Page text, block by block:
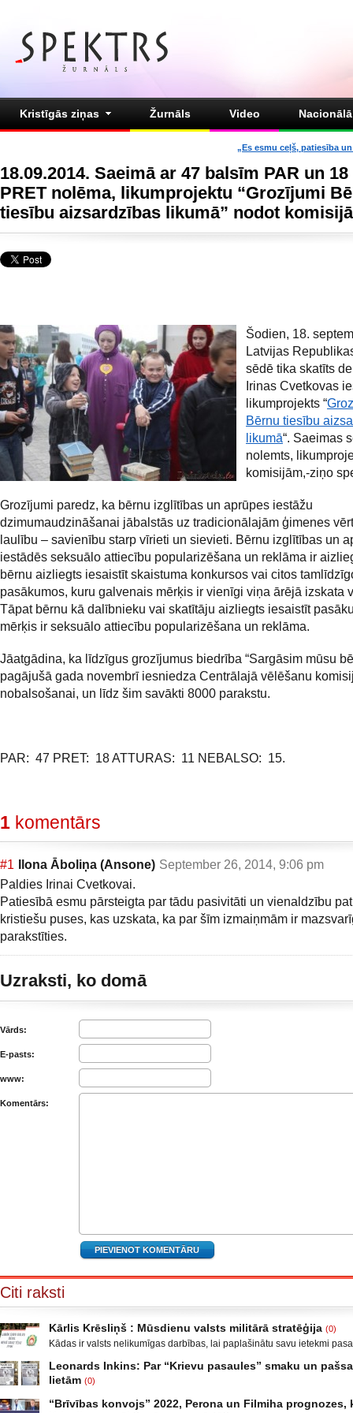
Kristīgās ziņas Žurnāls Video
„Es esmu ceļš, patiesība
18.09.2014. Saeimā ar 47 balsīm PAR un
PRET nolēma, likumprojektu “Grozījumi
tiesību aizsardzības likumā” nodot
Šodien, 18.
Latvijas
sēdē tika skatīts
Irinas Cvetkovas
likumprojekts “
Bērnu tiesību
likumā“. Saeimas
nolemts,
komisijām,-ziņo
Grozījumi paredz, ka bērnu izglītības un aprūpes iestāžu
dzimumaudzināšanai jābalstās uz tradicionālajām ģimenes
laulību – savienību starp vīrieti un sievieti. Bērnu izglītības un
iestādēs seksuālo attiecību popularizēšana un reklāma ir
bērnu aizliegts iesaistīt skaistuma konkursos vai citos
pasākumos, kuru galvenais mērķis ir vienīgi viņa ārējā izskata
Tāpat bērnu kā dalībnieku vai skatītāju aizliegts iesaistīt
mērķis ir seksuālo attiecību popularizēšana un reklāma.
Jāatgādina, ka līdzīgus grozījumus biedrība “Sargāsim mūsu
pagājušā gada novembrī iesniedza Centrālajā vēlēšanu
nobalsošanai, un līdz šim savākti 8000 parakstu.
PAR: 47 PRET: 18 ATTURAS: 11 NEBALSO: 15.
1 komentārs
#1 Ilona Āboliņa (Ansone) September 26, 2014, 9:06 pm
Paldies Irinai Cvetkovai.
Patiesībā esmu pārsteigta par tādu pasivitāti un vienaldzību
kristiešu puses, kas uzskata, ka par šīm izmaiņmām ir
parakstīties.
Uzraksti, ko domā
Vārds:
E-pasts:
www:
Komentārs:
Citi raksti
Kārlis Krēsliņš : Mūsdienu valsts militārā stratēģija (0)
Kādas ir valsts nelikumīgas darbības, lai paplašinātu savu ietekmi
Krievijas un ar to aizstāvēšanu pamatots iebrukums Gruzijā. Ukrainā
un izveidot militāro konfliktu Doņeckas un Luganskas novados. Vai tas
neatgādina to, kā attīstījās notikumi pirms II pasaules kara? Nākamais
Leonards Inkins: Par “Krievu pasaules” smaku un
lietām (0)
laiks: daļa. Atgriešanās, Neizmantoto iespēju laiks Smēķētāji Kāds
“Brīvības konvojs” 2022, Perona un Filmiha prognozes,